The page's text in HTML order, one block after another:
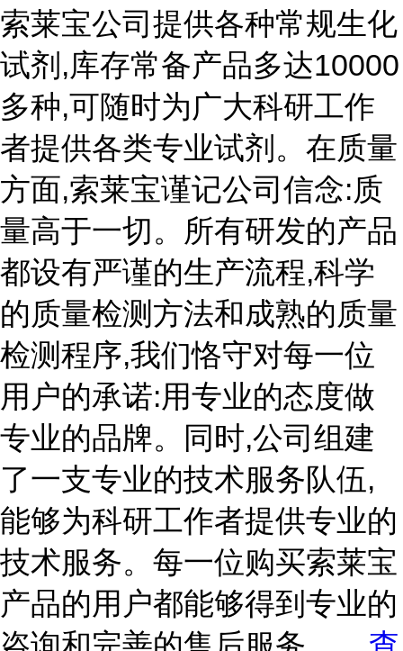
索莱宝公司提供各种常规生化
试剂,库存常备产品多达10000
多种,可随时为广大科研工作
者提供各类专业试剂。在质量
方面,索莱宝谨记公司信念:质
量高于一切。所有研发的产品
都设有严谨的生产流程,科学
的质量检测方法和成熟的质量
检测程序,我们恪守对每一位
用户的承诺:用专业的态度做
专业的品牌。同时,公司组建
了一支专业的技术服务队伍,
能够为科研工作者提供专业的
技术服务。每一位购买索莱宝
产品的用户都能够得到专业的